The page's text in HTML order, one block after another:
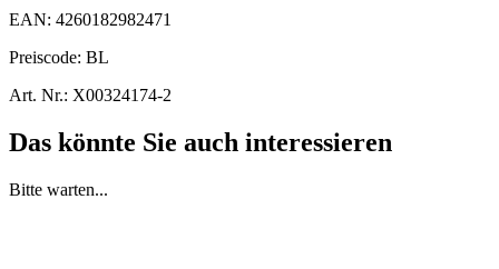
EAN: 4260182982471
Preiscode: BL
Art. Nr.: X00324174-2
Das könnte Sie auch interessieren
Bitte warten...